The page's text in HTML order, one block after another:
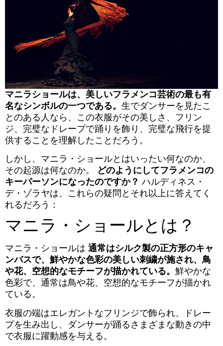
マニラショールは、美しいフラメンコ芸術の最も有
名なシンボルの一つである。 生でダンサーを見たこ
とのある人なら、この衣服がその美しさ、フリン
ジ、完璧なドレープで踊りを飾り、完璧な飛行を提
供することを理解したことだろう。
しかし、マニラ・ショールとはいったい何なのか、
その起源は何なのか。 どのようにしてフラメンコの
キーパーソンになったのですか？ ハルディネス・
デ・ゾラヤは、これらの疑問とそれ以上に答えてく
れるだろう：
マニラ・ショールとは？
マニラ・ショールは 通常はシルク製の正方形のキャ
ンバスで、鮮やかな色彩の美しい刺繍が施され、鳥
や花、空想的なモチーフが描かれている。 鮮やかな
色彩で、通常は鳥や花、空想的なモチーフが描かれ
ている。
衣服の端はエレガントなフリンジで飾られ、ドレー
プを生み出し、ダンサーが踊るさまざまな動きの中
で衣服に躍動感を与える。